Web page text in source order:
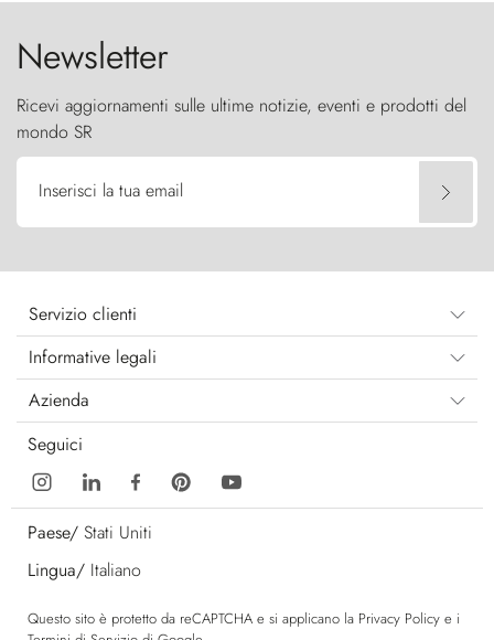
Newsletter
Ricevi aggiornamenti sulle ultime notizie, eventi e prodotti del
mondo SR
Inserisci la tua email
Servizio clienti
Informative legali
Azienda
Seguici
Paese/ Stati Uniti
Lingua/ Italiano
Questo sito è protetto da reCAPTCHA e si applicano la Privacy Policy e i